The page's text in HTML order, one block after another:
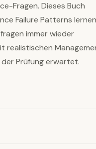
Fragen. Dieses Buch
Failure Patterns
immer wieder
realistischen
der Prüfung erwartet.